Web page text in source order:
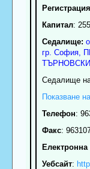
Капитал:
Седалище:
гр. София,
ТЪРНОВСКИ
Седалище
Показване
Телефон:
Факс:
Уебсайт: